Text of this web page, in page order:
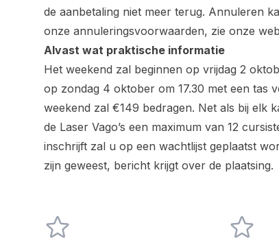
de aanbetaling niet meer terug. Annuleren
onze annuleringsvoorwaarden, zie onze
Alvast wat praktische informatie
Het weekend zal beginnen op vrijdag 2
op zondag 4 oktober om 17.30 met een tas
weekend zal €149 bedragen. Net als bij elk
de Laser Vago’s een maximum van 12
inschrijft zal u op een wachtlijst geplaatst
zijn geweest, bericht krijgt over de plaatsing.